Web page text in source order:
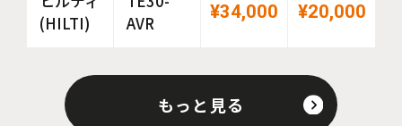
(HILTI)
AVR
¥34,000 ¥20,000
もっと見る